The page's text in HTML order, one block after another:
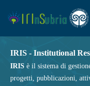
IRIS - Institutional
IRIS è il sistema di
progetti, pubblicazioni,